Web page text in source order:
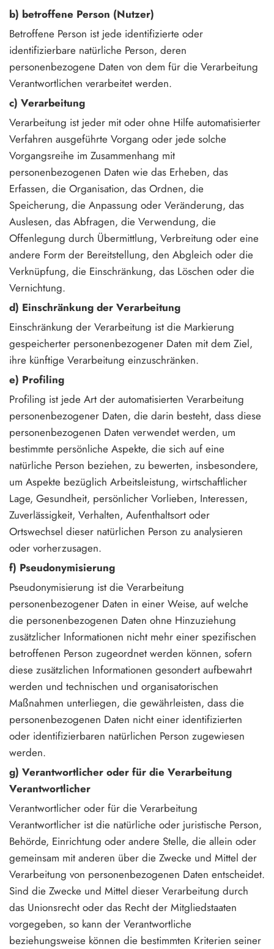
b) betroffene Person (Nutzer)
Betroffene Person ist jede identifizierte oder
identifizierbare natürliche Person, deren
personenbezogene Daten von dem für die Verarbeitung
Verantwortlichen verarbeitet werden.
c) Verarbeitung
Verarbeitung ist jeder mit oder ohne Hilfe automatisierter
Verfahren ausgeführte Vorgang oder jede solche
Vorgangsreihe im Zusammenhang mit
personenbezogenen Daten wie das Erheben, das
Erfassen, die Organisation, das Ordnen, die
Speicherung, die Anpassung oder Veränderung, das
Auslesen, das Abfragen, die Verwendung, die
Offenlegung durch Übermittlung, Verbreitung oder eine
andere Form der Bereitstellung, den Abgleich oder die
Verknüpfung, die Einschränkung, das Löschen oder die
Vernichtung.
d) Einschränkung der Verarbeitung
Einschränkung der Verarbeitung ist die Markierung
gespeicherter personenbezogener Daten mit dem Ziel,
ihre künftige Verarbeitung einzuschränken.
e) Profiling
Profiling ist jede Art der automatisierten Verarbeitung
personenbezogener Daten, die darin besteht, dass diese
personenbezogenen Daten verwendet werden, um
bestimmte persönliche Aspekte, die sich auf eine
natürliche Person beziehen, zu bewerten, insbesondere,
um Aspekte bezüglich Arbeitsleistung, wirtschaftlicher
Lage, Gesundheit, persönlicher Vorlieben, Interessen,
Zuverlässigkeit, Verhalten, Aufenthaltsort oder
Ortswechsel dieser natürlichen Person zu analysieren
oder vorherzusagen.
f) Pseudonymisierung
Pseudonymisierung ist die Verarbeitung
personenbezogener Daten in einer Weise, auf welche
die personenbezogenen Daten ohne Hinzuziehung
zusätzlicher Informationen nicht mehr einer spezifischen
betroffenen Person zugeordnet werden können, sofern
diese zusätzlichen Informationen gesondert aufbewahrt
werden und technischen und organisatorischen
Maßnahmen unterliegen, die gewährleisten, dass die
personenbezogenen Daten nicht einer identifizierten
oder identifizierbaren natürlichen Person zugewiesen
werden.
g) Verantwortlicher oder für die Verarbeitung
Verantwortlicher
Verantwortlicher oder für die Verarbeitung
Verantwortlicher ist die natürliche oder juristische Person,
Behörde, Einrichtung oder andere Stelle, die allein oder
gemeinsam mit anderen über die Zwecke und Mittel der
Verarbeitung von personenbezogenen Daten entscheidet.
Sind die Zwecke und Mittel dieser Verarbeitung durch
das Unionsrecht oder das Recht der Mitgliedstaaten
vorgegeben, so kann der Verantwortliche
beziehungsweise können die bestimmten Kriterien seiner